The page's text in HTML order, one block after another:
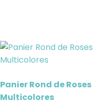
Panier Rond de Roses
Multicolores